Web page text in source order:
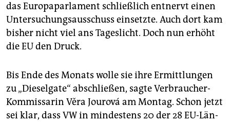
epaper login
das Eu­ro­pa­par­la­ment schließ­lich ent­nervt einen
Un­ter­su­chungs­aus­schuss ein­setz­te. Auch dort kam
bis­her nicht viel ans Ta­ges­licht. Doch nun er­höht
die EU den Druck.
Bis Ende des Mo­nats wolle sie ihre Er­mitt­lun­gen
zu „Die­sel­ga­te“ ab­schlie­ßen, sagte Ver­brau­cher-
Kom­mis­sa­rin Věra Jou­rová am Mon­tag. Schon jetzt
sei klar, dass VW in min­des­tens 20 der 28 EU-Län­